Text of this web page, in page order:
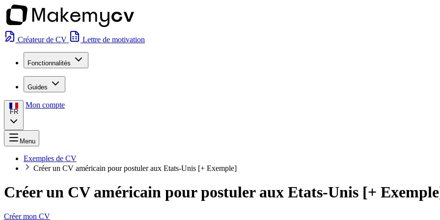
Créateur de CV Lettre de motivation
Fonctionnalités
Guides
FR
Mon compte
Menu
Exemples de CV
Créer un CV américain pour postuler aux Etats-Unis [+ Exemple]
Créer un CV américain pour postuler aux Etats-Unis [+
Créer mon CV